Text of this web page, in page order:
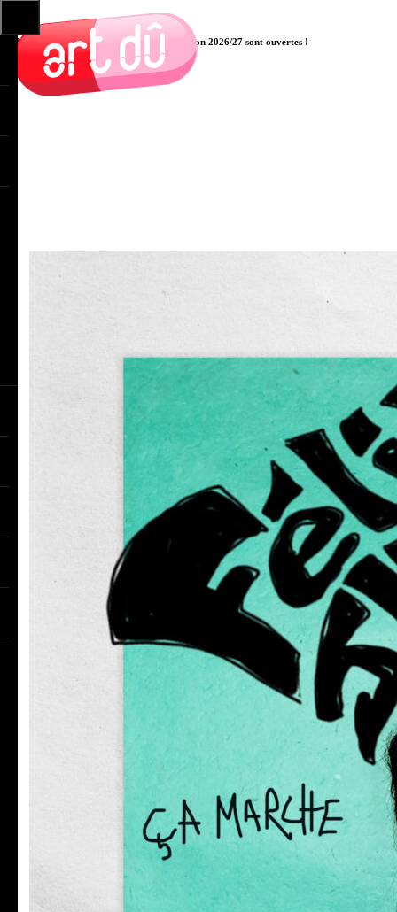
Les pré-inscriptions aux cours pour la saison 2026/27 sont ouvertes !